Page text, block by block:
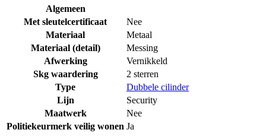
Algemeen
Met sleutelcertificaat
Nee
Materiaal
Metaal
Materiaal (detail)
Messing
Afwerking
Vernikkeld
Skg waardering
2 sterren
Type
Dubbele cilinder
Lijn
Security
Maatwerk
Nee
Politiekeurmerk veilig wonen Ja